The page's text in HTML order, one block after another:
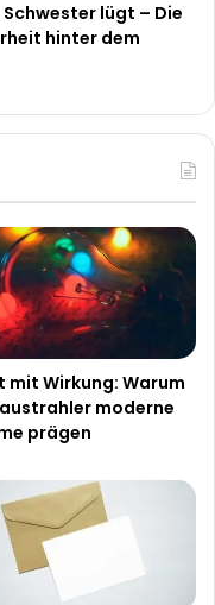
Schwester lügt – Die
hinter dem
mit Wirkung: Warum
moderne
prägen